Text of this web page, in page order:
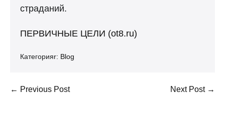
страданий.
ПЕРВИЧНЫЕ ЦЕЛИ (ot8.ru)
Категорияr: Blog
Post
← Previous Post Next Post →